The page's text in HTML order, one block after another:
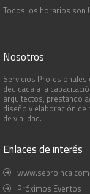
Todos los horarios son
Nosotros
Servicios Profesionales
dedicada a la
arquitectos, prestando
diseño y elaboración
de vialidad.
Enlaces de interés
www.seproinca.com
Próximos Eventos